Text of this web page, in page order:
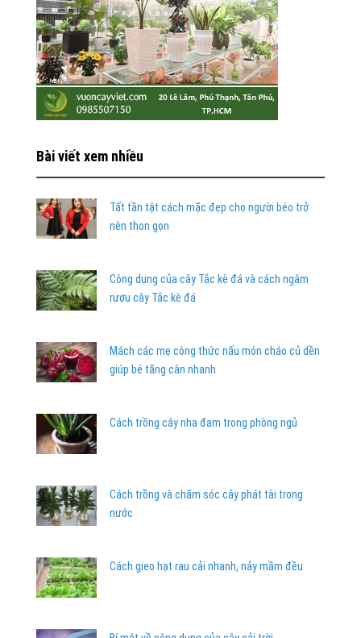
Bài viết xem nhiều
Tất tần tật cách mặc đẹp cho người béo trở
nên thon gọn
Công dụng của cây Tắc kè đá và cách ngâm
rượu cây Tắc kè đá
Mách các mẹ công thức nấu món cháo củ dền
giúp bé tăng cân nhanh
Cách trồng cây nha đam trong phòng ngủ
Cách trồng và chăm sóc cây phát tài trong
nước
Cách gieo hạt rau cải nhanh, nảy mầm đều